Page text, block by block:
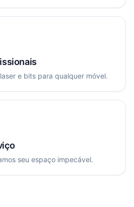
e bits para qualquer móvel.
seu espaço impecável.